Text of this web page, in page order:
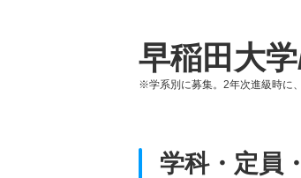
早稲田大
※学系別に募集。2年次進級時に
学科・定員